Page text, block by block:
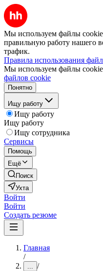
Мы используем файлы
правильную работу нашего
трафик.
Правила использования
Мы используем файлы
файлов cookie
Понятно
Ищу работу
Ищу работу
Ищу работу
Ищу сотрудника
Сервисы
Помощь
Ещё
Поиск
Ухта
Войти
Войти
Создать резюме
Главная
/
... /